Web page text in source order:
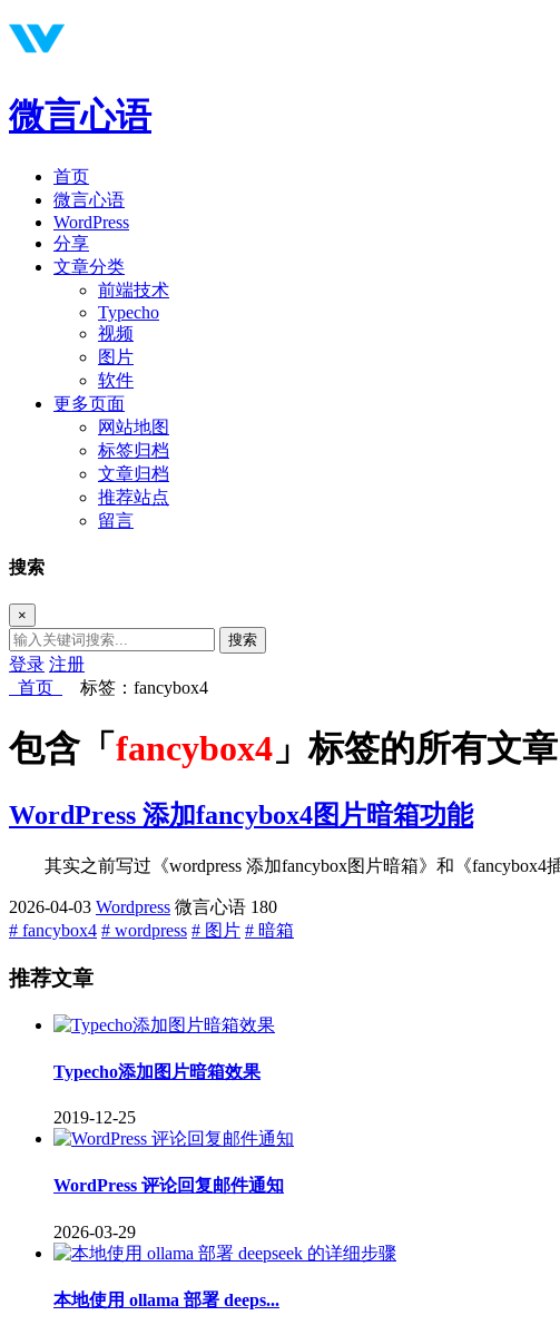
微言心语
首页
微言心语
WordPress
分享
文章分类
前端技术
Typecho
视频
图片
软件
更多页面
网站地图
标签归档
文章归档
推荐站点
留言
搜索
×
搜索
登录 注册
首页
标签：fancybox4
包含「 fancybox4 」标签的所有文章
WordPress 添加fancybox4图片暗箱功能
其实之前写过《wordpress 添加fancybox图片暗箱》和《
2026-04-03 Wordpress 微言心语 180
# fancybox4 # wordpress # 图片 # 暗箱
推荐文章
Typecho添加图片暗箱效果
2019-12-25
WordPress 评论回复邮件通知
2026-03-29
本地使用 ollama 部署 deeps...